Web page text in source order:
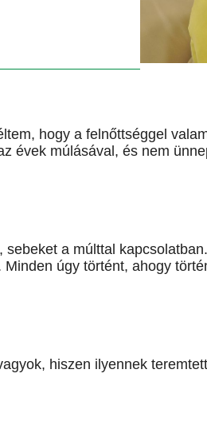
hogy a felnőttséggel
évek múlásával, és nem
a múlttal
úgy történt, ahogy
hiszen ilyennek